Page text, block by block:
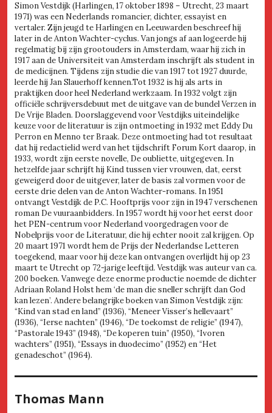
Simon Vestdijk (Harlingen, 17 oktober 1898 – Utrecht, 23 maart
1971) was een Nederlands romancier, dichter, essayist en
vertaler. Zijn jeugd te Harlingen en Leeuwarden beschreef hij
later in de Anton Wachter-cyclus. Van jongs af aan logeerde hij
regelmatig bij zijn grootouders in Amsterdam, waar hij zich in
1917 aan de Universiteit van Amsterdam inschrijft als student in
de medicijnen. Tijdens zijn studie die van 1917 tot 1927 duurde,
leerde hij Jan Slauerhoff kennen.Tot 1932 is hij als arts in
praktijken door heel Nederland werkzaam. In 1932 volgt zijn
officiële schrijversdebuut met de uitgave van de bundel Verzen in
De Vrije Bladen. Doorslaggevend voor Vestdijks uiteindelijke
keuze voor de literatuur is zijn ontmoeting in 1932 met Eddy Du
Perron en Menno ter Braak. Deze ontmoeting had tot resultaat
dat hij redactielid werd van het tijdschrift Forum Kort daarop, in
1933, wordt zijn eerste novelle, De oubliette, uitgegeven. In
hetzelfde jaar schrijft hij Kind tussen vier vrouwen, dat, eerst
geweigerd door de uitgever, later de basis zal vormen voor de
eerste drie delen van de Anton Wachter-romans. In 1951
ontvangt Vestdijk de P.C. Hooftprijs voor zijn in 1947 verschenen
roman De vuuraanbidders. In 1957 wordt hij voor het eerst door
het PEN-centrum voor Nederland voorgedragen voor de
Nobelprijs voor de Literatuur, die hij echter nooit zal krijgen. Op
20 maart 1971 wordt hem de Prijs der Nederlandse Letteren
toegekend, maar voor hij deze kan ontvangen overlijdt hij op 23
maart te Utrecht op 72-jarige leeftijd. Vestdijk was auteur van ca.
200 boeken. Vanwege deze enorme productie noemde de dichter
Adriaan Roland Holst hem ‘de man die sneller schrijft dan God
kan lezen’. Andere belangrijke boeken van Simon Vestdijk zijn:
“Kind van stad en land” (1936), “Meneer Visser’s hellevaart”
(1936), “Ierse nachten” (1946), “De toekomst de religie” (1947),
“Pastorale 1943” (1948), “De koperen tuin” (1950), “Ivoren
wachters” (1951), “Essays in duodecimo” (1952) en “Het
genadeschot” (1964).
Thomas Mann